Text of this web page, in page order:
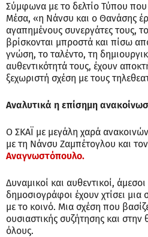
Σύμφωνα με το δελτίο Τύπου που
Μέσα, «η Νάνσυ και ο Θανάσης
αγαπημένους συνεργάτες τους,
βρίσκονται μπροστά και πίσω
γνώση, το ταλέντο, τη
αυθεντικότητά τους, έχουν
ξεχωριστή σχέση με τους
Αναλυτικά η επίσημη
Ο ΣΚΑΪ με μεγάλη χαρά
με τη Νάνσυ Ζαμπέτογλου και τον
Αναγνωστόπουλο.
Δυναμικοί και αυθεντικοί, άμεσοι
δημοσιογράφοι έχουν χτίσει μια
με το κοινό. Μια σχέση που
ουσιαστικής συζήτησης και
όλους.